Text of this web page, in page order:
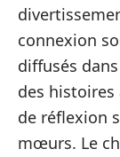
connexion
diffusés
des histoires
de réflexion
mœurs. Le